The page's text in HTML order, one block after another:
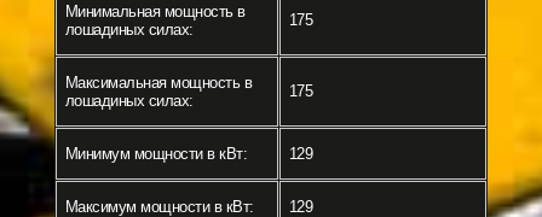
Минимальная мощность в
лошадиных силах:
175
Максимальная мощность в
лошадиных силах:
175
Минимум мощности в кВт: 129
Максимум мощности в кВт: 129